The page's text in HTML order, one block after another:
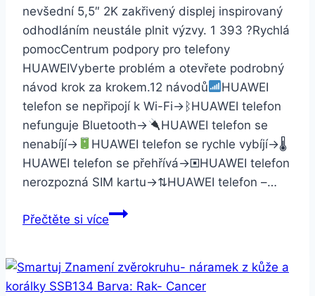
nevšední 5,5″ 2K zakřivený displej inspirovaný
odhodláním neustále plnit výzvy. 1 393 ?Rychlá
pomocCentrum podpory pro telefony
HUAWEIVyberte problém a otevřete podrobný
návod krok za krokem.12 návodů
HUAWEI
telefon se nepřipojí k Wi-Fi→ᛒHUAWEI telefon
nefunguje Bluetooth→
HUAWEI telefon se
nenabíjí→
HUAWEI telefon se rychle vybíjí→🌡
HUAWEI telefon se přehřívá→▣HUAWEI telefon
nerozpozná SIM kartu→⇅HUAWEI telefon –…
Přečtěte si víceHUAWEI
Pro
6GB/128GB